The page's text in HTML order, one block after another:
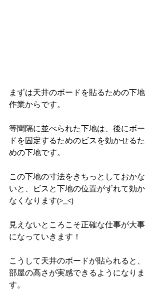
まずは天井のボードを貼るための下地
作業からです。
等間隔に並べられた下地は、後にボー
ドを固定するためのビスを効かせるた
めの下地です。
この下地の寸法をきちっとしておかな
いと、ビスと下地の位置がずれて効か
なくなります(>_<)
見えないところこそ正確な仕事が大事
になっていきます！
こうして天井のボードが貼られると、
部屋の高さが実感できるようになりま
す。